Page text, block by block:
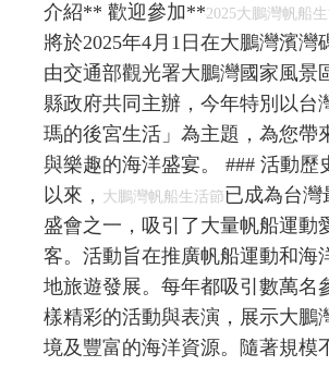
介紹** 歡迎參加**2025大鵬灣帆船
將於2025年4月1日在大鵬灣濱灣
由交通部觀光署大鵬灣國家風景
縣政府共同主辦，今年特別以台
瑪的後宮生活」為主題，為您帶
與樂趣的海洋盛宴。 ### 活動歷
以來， 大鵬灣帆船生活節已成為台灣
盛會之一，吸引了大量帆船運動
客。活動旨在推廣帆船運動和海
地旅遊發展。每年都吸引數萬名
樣精彩的活動與表演，展示大鵬
境及豐富的海洋資源。隨著規模